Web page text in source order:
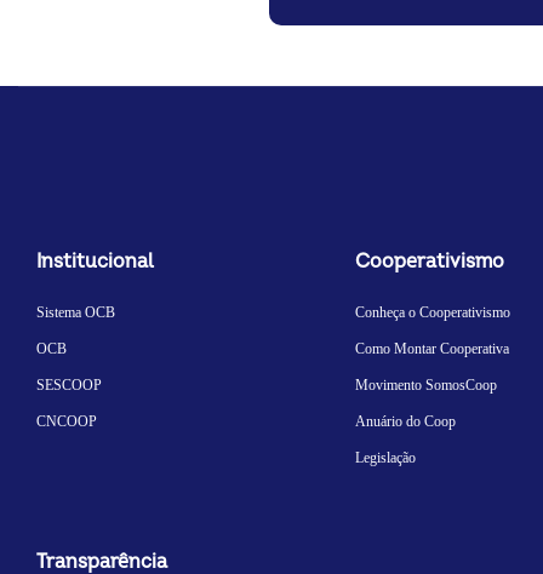
Institucional
Sistema OCB
OCB
SESCOOP
CNCOOP
Cooperativismo
Conheça o Cooperativismo
Como Montar Cooperativa
Movimento SomosCoop
Anuário do Coop
Legislação
Transparência